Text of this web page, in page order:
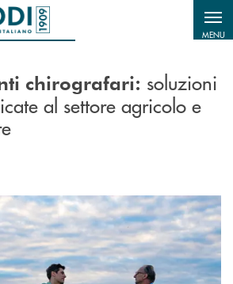
MENU
chirografari: soluzioni
al settore agricolo e